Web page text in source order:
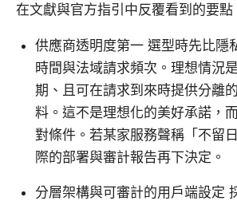
在文獻與官方指引中反覆看到的要點
供應商透明度第一 選型時先比隱
時間與法域請求頻次。理想情況
期、且可在請求到來時提供分離
料。這不是理想化的美好承諾，
對條件。若某家服務聲稱「不留
際的部署與審計報告再下決定。
分層架構與可審計的用戶端設定